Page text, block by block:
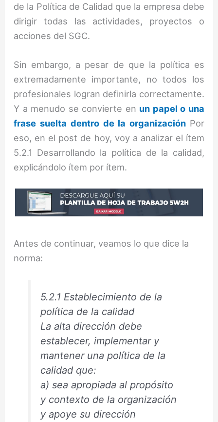
de la Política de Calidad que la empresa debe
dirigir todas las actividades, proyectos o
acciones del SGC.
Sin embargo, a pesar de que la política es
extremadamente importante, no todos los
profesionales logran definirla correctamente.
Y a menudo se convierte en un papel o una
frase suelta dentro de la organización Por
eso, en el post de hoy, voy a analizar el ítem
5.2.1 Desarrollando la política de la calidad,
explicándolo ítem por ítem.
Antes de continuar, veamos lo que dice la
norma:
5.2.1 Establecimiento de la
política de la calidad
La alta dirección debe
establecer, implementar y
mantener una política de la
calidad que:
a) sea apropiada al propósito
y contexto de la organización
y apoye su dirección